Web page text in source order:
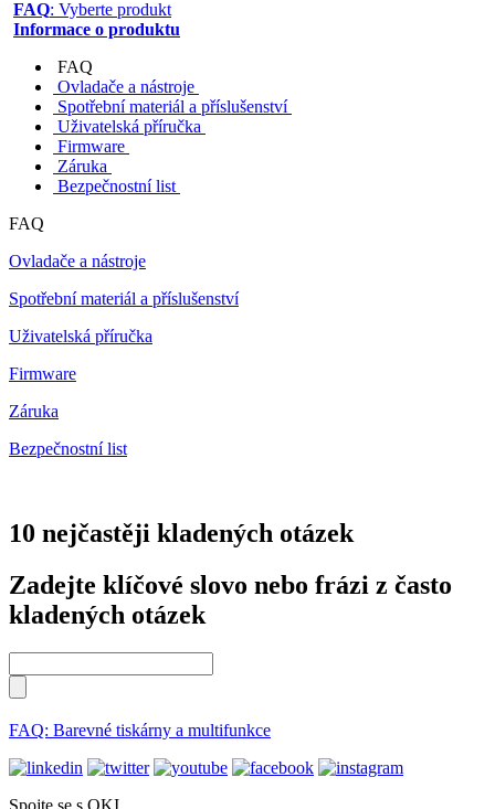
FAQ: Vyberte produkt
Informace o produktu
FAQ
Ovladače a nástroje
Spotřební materiál a příslušenství
Uživatelská příručka
Firmware
Záruka
Bezpečnostní list
FAQ
Ovladače a nástroje
Spotřební materiál a příslušenství
Uživatelská příručka
Firmware
Záruka
Bezpečnostní list
10 nejčastěji kladených otázek
Zadejte klíčové slovo nebo frázi z často
kladených otázek
FAQ: Barevné tiskárny a multifunkce
Spojte se s OKI